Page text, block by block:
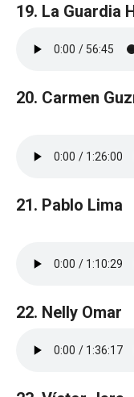
19. La Guardia
20. Carmen
21. Pablo Lima
22. Nelly Omar